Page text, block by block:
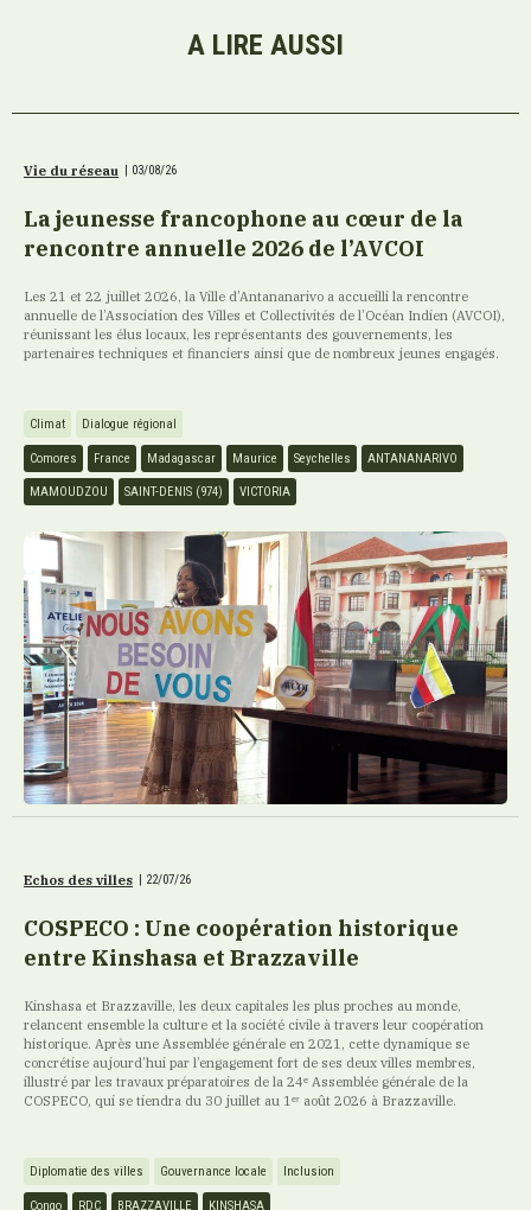
A LIRE AUSSI
Vie du réseau | 03/08/26
La jeunesse francophone au cœur de la
rencontre annuelle 2026 de l’AVCOI
Les 21 et 22 juillet 2026, la Ville d’Antananarivo a accueilli la rencontre
annuelle de l’Association des Villes et Collectivités de l’Océan Indien (AVCOI),
réunissant les élus locaux, les représentants des gouvernements, les
partenaires techniques et financiers ainsi que de nombreux jeunes engagés.
Climat Dialogue régional
Comores France Madagascar Maurice Seychelles ANTANANARIVO
MAMOUDZOU SAINT-DENIS (974) VICTORIA
Echos des villes | 22/07/26
COSPECO : Une coopération historique
entre Kinshasa et Brazzaville
Kinshasa et Brazzaville, les deux capitales les plus proches au monde,
relancent ensemble la culture et la société civile à travers leur coopération
historique. Après une Assemblée générale en 2021, cette dynamique se
concrétise aujourd’hui par l’engagement fort de ses deux villes membres,
illustré par les travaux préparatoires de la 24ᵉ Assemblée générale de la
COSPECO, qui se tiendra du 30 juillet au 1ᵉʳ août 2026 à Brazzaville.
Diplomatie des villes Gouvernance locale Inclusion
Congo RDC BRAZZAVILLE KINSHASA